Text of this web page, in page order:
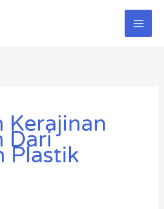
Kerajinan
Dari
Plastik